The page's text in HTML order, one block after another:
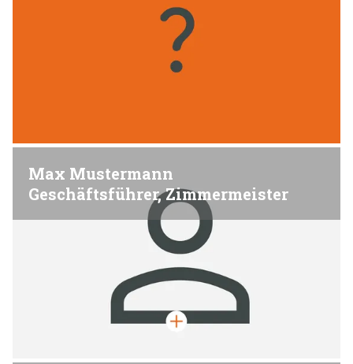
Max Mustermann
Geschäftsführer, Zimmermeister